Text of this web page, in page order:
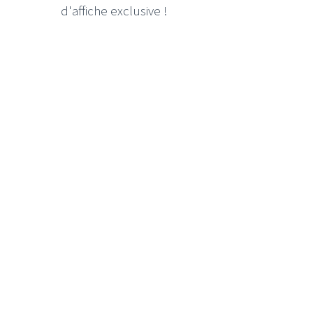
d'affiche exclusive !